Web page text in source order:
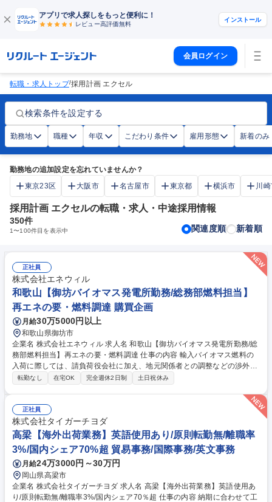
アプリで求人探しをもっと便利に！
レビュー高評価無料
インストール
会員ログイン
転職・求人トップ/採用計画 エクセル
検索条件を設定する
勤務地 職種 年収 こだわり条件 雇用形態 新着のみ
勤務地の追加設定を忘れていませんか？
東京23区
大阪市 名古屋市 東京都 横浜市 川
採用計画 エクセルの転職・求人・中途採用情報
350件
1〜100件目を表示中 関連度順 新着順
正社員
株式会社エネウィル
和歌山【御坊バイオマス発電所勤務/総務部燃料担当】
再エネの要・燃料調達 購買企画
月給30万5000円以上
和歌山県御坊市
企業名 株式会社エネウィル 求人名 和歌山【御坊バイオマス発電所勤務/総
務部燃料担当】再エネの要・燃料調達 仕事の内容 輸入バイオマス燃料の
入荷に際しては、請負荷役会社に加え、地元関係者との調整などの渉外交
渉にも携わっていただきます。加えて、構内の在庫管理や国産バイオマス
引き受ける責任あるポジションの採用になります。【具体的な仕事内容】
(1)発電所運転に係る輸入バイオマス燃料調達計画の策定及び調達(2)バイ
オマス燃料の在庫管理、品質管理(3)燃料商社との配船スケジュール管理、
船動静確認(4)地元行政や関係者、パートナー企業との関係性構築、維持
(5)関連会社との連携による契約交渉及び採算管理 募集職種 和歌山【御坊
バイオマス発電所勤務/総務部燃料担当】再エネの要・燃料調達
転勤なし 在宅OK 完全週休2日制 土日祝休み
正社員
株式会社タイガーチヨダ
高梁【海外出荷業務】英語使用あり/原則転勤無/離職率
3%/国内シェア70%超 貿易事務/国際事務/英文事務
月給24万3000円～30万円
岡山県高梁市
企業名 株式会社タイガーチヨダ 求人名 高梁【海外出荷業務】英語使用あ
り/原則転勤無/離職率3%/国内シェア70％超 仕事の内容 納期に合わせて工